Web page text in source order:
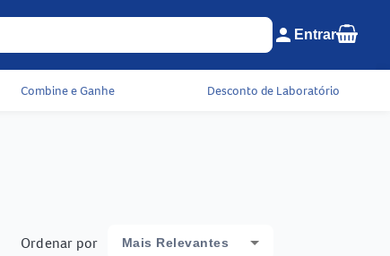
Menu do cliente e
person Entrar Seu
Combine e Ganhe Desconto de Laboratório
Ordenar por Mais Relevantes